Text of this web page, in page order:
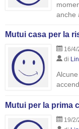
anche
Mutui casa per la
16/4/
di
Mutui per la prima
19/2/